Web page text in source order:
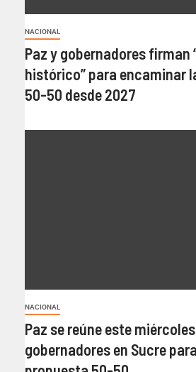
NACIONAL
Paz y gobernadores firman
histórico” para encaminar
50-50 desde 2027
NACIONAL
Paz se reúne este
gobernadores en Sucre